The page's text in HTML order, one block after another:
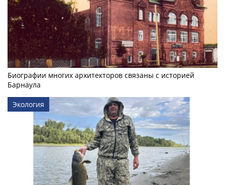
Биографии многих архитекторов связаны с историей
Барнаула
Экология